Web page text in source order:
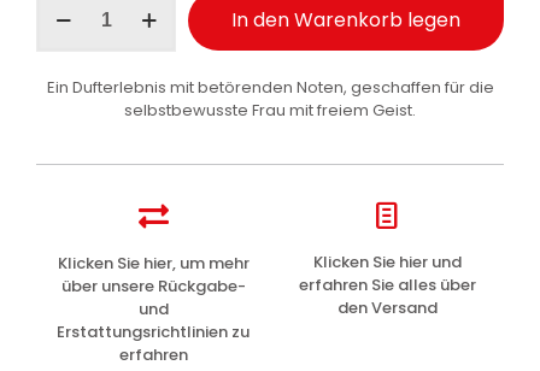
Profumo
Deodorant
ml
In den Warenkorb legen
Ein Dufterlebnis mit betörenden Noten, geschaffen für die
selbstbewusste Frau mit freiem Geist.
Klicken Sie hier, um mehr
über unsere Rückgabe-
und
Erstattungsrichtlinien zu
erfahren
Klicken Sie hier und
erfahren Sie alles über
den Versand